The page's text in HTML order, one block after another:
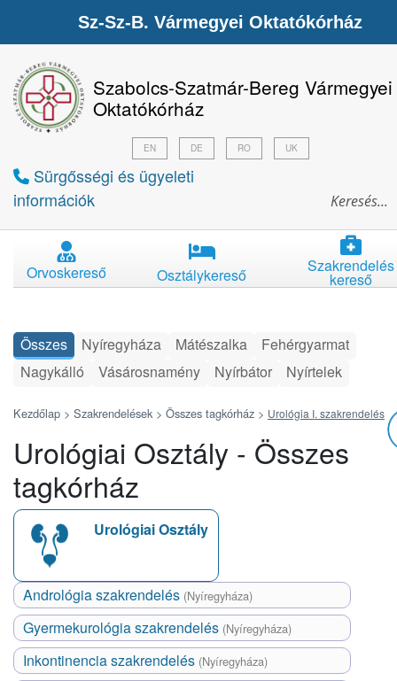
Szabolcs-Szatmár-Bereg Vármegyei
Oktatókórház
Sürgősségi és ügyeleti
információk
EN DE RO UK
Orvoskereső Osztálykereső Szakrendelés
kereső
Összes Nyíregyháza Mátészalka
Fehérgyarmat
Nagykálló
Vásárosnamény Nyírbátor Nyírtelek
Kezdőlap > Szakrendelések > Összes tagkórház > Urológia I. szakrendelés
Urológiai Osztály - Összes
tagkórház
Urológiai Osztály
Andrológia szakrendelés (Nyíregyháza)
Gyermekurológia szakrendelés (Nyíregyháza)
Inkontinencia szakrendelés (Nyíregyháza)
Sz-Sz-B. Vármegyei Oktatókórház